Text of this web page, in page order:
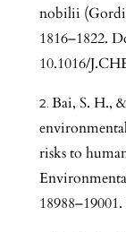
nobilii
1816–1822.
10.1016/
Bai, S. H.,
risks to